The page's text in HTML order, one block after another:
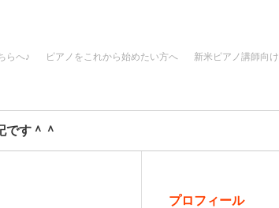
らへ♪ ピアノをこれから始めたい方へ 新米ピアノ講師向け
す＾＾
プロフィール